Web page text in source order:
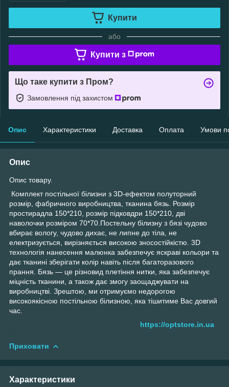
Купити
або
Купити з
Що таке купити з Пром?
Замовлення під захистом
Опис Характеристики Доставка Оплата Умови
Опис
Опис товару.
Комплект постільної білизни з 3D-ефектом полуторний
розмір, фабричного виробництва, тканина бязь. Розмір
простирадла 150*210, розмір підковдри 150*210, дві
наволочки розміром 70*70.Постельну білизну з бязі чудово
вбирає вологу, чудово дихає, не липне до тіла, не
електризується, вирізняється високою зносостійкістю. 3D
технологія нанесення малюнка забезпечує яскраві кольори та
дає тканині зберігати колір навіть після багаторазового
прання. Бязь — це різновид плетіння нитки, яка забезпечує
міцність тканини, а також дає змогу заощаджувати на
виробництві. Зрештою, ми отримуємо недорогою
високоякісною постільною білизною, яка тішитиме Вас довгий
час.
https://optstore.in.ua
Приховати
Характеристики